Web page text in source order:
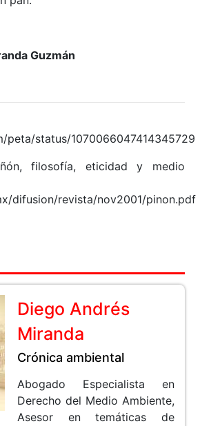
Guzmán
peta/status/1070066047414345729
filosofía, eticidad y medio
difusion/revista/nov2001/pinon.pdf
Diego Andrés
Miranda
Crónica ambiental
Abogado Especialista en
Derecho del Medio Ambiente,
Asesor en temáticas de